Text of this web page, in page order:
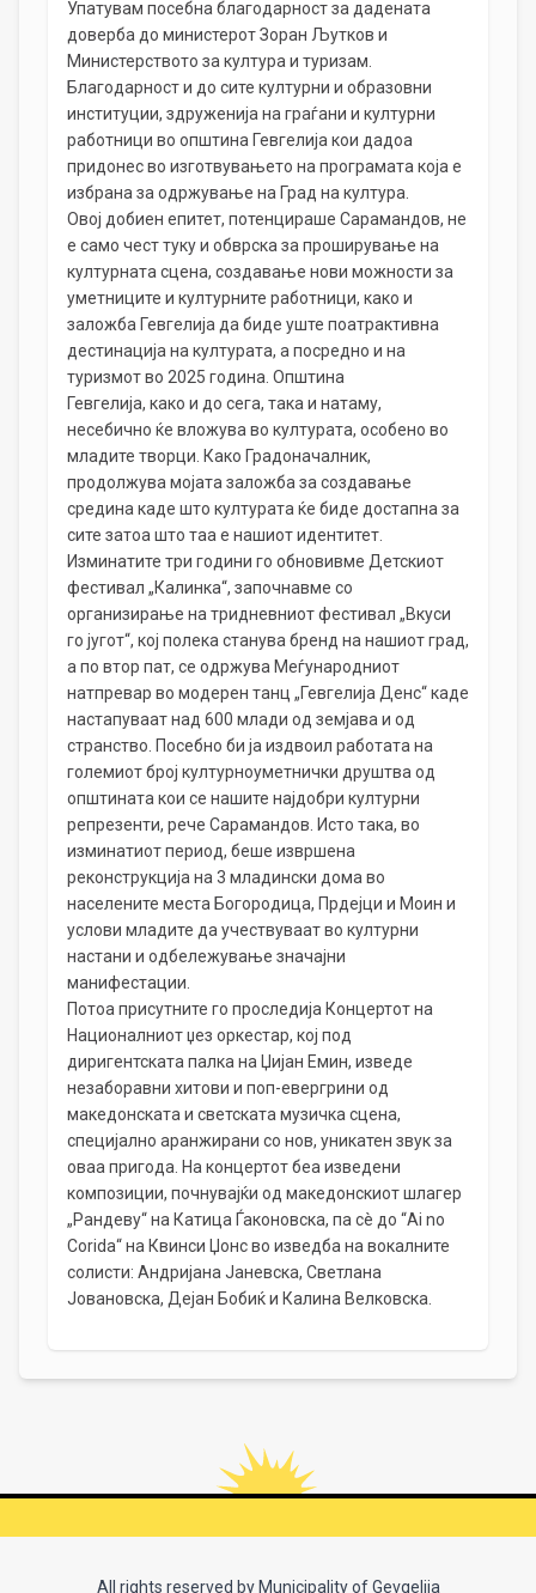
Упатувам посебна благодарност за дадената
доверба до министерот Зоран Љутков и
Министерството за култура и туризам.
Благодарност и до сите културни и образовни
институции, здруженија на граѓани и културни
работници во општина Гевгелија кои дадоа
придонес во изготвувањето на програмата која е
избрана за одржување на Град на култура.
Овој добиен епитет, потенцираше Сарамандов, не
е само чест туку и обврска за проширување на
културната сцена, создавање нови можности за
уметниците и културните работници, како и
заложба Гевгелија да биде уште поатрактивна
дестинација на културата, а посредно и на
туризмот во 2025 година. Општина
Гевгелија, како и до сега, така и натаму,
несебично ќе вложува во културата, особено во
младите творци. Како Градоначалник,
продолжува мојата заложба за создавање
средина каде што културата ќе биде достапна за
сите затоа што таа е нашиот идентитет.
Изминатите три години го обновивме Детскиот
фестивал „Калинка“, започнавме со
организирање на тридневниот фестивал „Вкуси
го југот“, кој полека станува бренд на нашиот град,
а по втор пат, се одржува Меѓународниот
натпревар во модерен танц „Гевгелија Денс“ каде
настапуваат над 600 млади од земјава и од
странство. Посебно би ја издвоил работата на
големиот број културноуметнички друштва од
општината кои се нашите најдобри културни
репрезенти, рече Сарамандов. Исто така, во
изминатиот период, беше извршена
реконструкција на 3 младински дома во
населените места Богородица, Прдејци и Моин и
услови младите да учествуваат во културни
настани и одбележување значајни
манифестации.
Потоа присутните го проследија Концертот на
Националниот џез оркестар, кој под
диригентската палка на Џијан Емин, изведе
незаборавни хитови и поп-евергрини од
македонската и светската музичка сцена,
специјално аранжирани со нов, уникатен звук за
оваа пригода. На концертот беа изведени
композиции, почнувајќи од македонскиот шлагер
„Рандеву“ на Катица Ѓаконовска, па сè до “Ai no
Coridа“ нa Квинси Џонс во изведба на вокалните
солисти: Андријана Јаневска, Светлана
Јовановска, Дејан Бобиќ и Калина Велковска.
All rights reserved by Municipality of Gevgelija